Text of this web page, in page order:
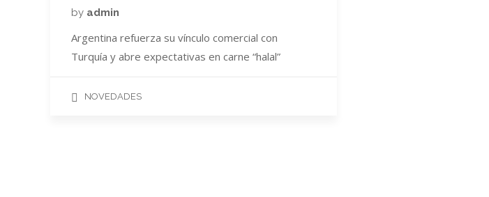
by admin
Argentina refuerza su vínculo comercial con
Turquía y abre expectativas en carne “halal”
NOVEDADES